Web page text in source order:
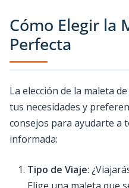
Cómo Elegir la
Perfecta
La elección de la maleta
tus necesidades y
consejos para ayudarte a
informada:
Tipo de Viaje: